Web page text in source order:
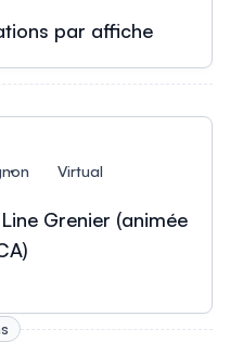
par affiche
Virtual
Grenier (animée